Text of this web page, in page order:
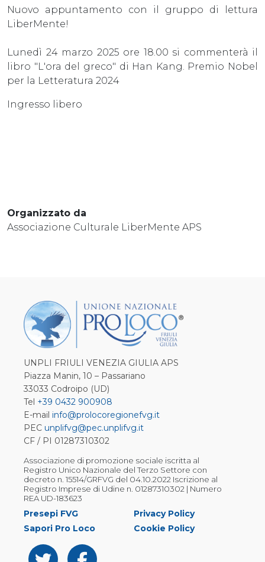
Nuovo appuntamento con il gruppo di lettura
LiberMente!
Lunedì 24 marzo 2025 ore 18.00 si commenterà il
libro "L'ora del greco" di Han Kang. Premio Nobel
per la Letteratura 2024
Ingresso libero
Organizzato da
Associazione Culturale LiberMente APS
UNPLI FRIULI VENEZIA GIULIA APS
Piazza Manin, 10 – Passariano
33033 Codroipo (UD)
Tel +39 0432 900908
E-mail info@prolocoregionefvg.it
PEC unplifvg@pec.unplifvg.it
CF / PI 01287310302
Associazione di promozione sociale iscritta al
Registro Unico Nazionale del Terzo Settore con
decreto n. 15514/GRFVG del 04.10.2022 Iscrizione al
Registro Imprese di Udine n. 01287310302 | Numero
REA UD-183623
Presepi FVG
Sapori Pro Loco
Privacy Policy
Cookie Policy